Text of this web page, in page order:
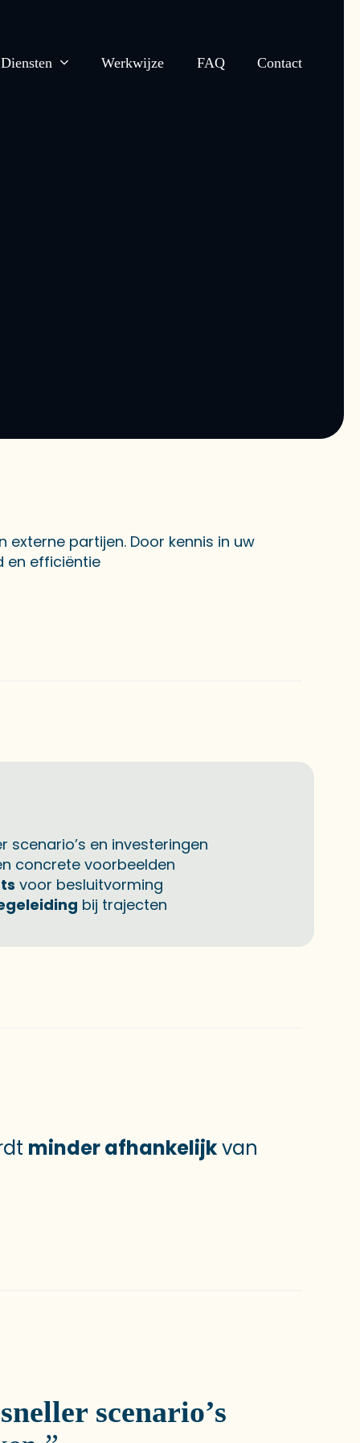
Diensten Werkwijze FAQ Contact
externe partijen. Door kennis in uw
en efficiëntie
scenario’s en investeringen
concrete voorbeelden
voor besluitvorming
bij trajecten
minder afhankelijkvan
sneller scenario’s